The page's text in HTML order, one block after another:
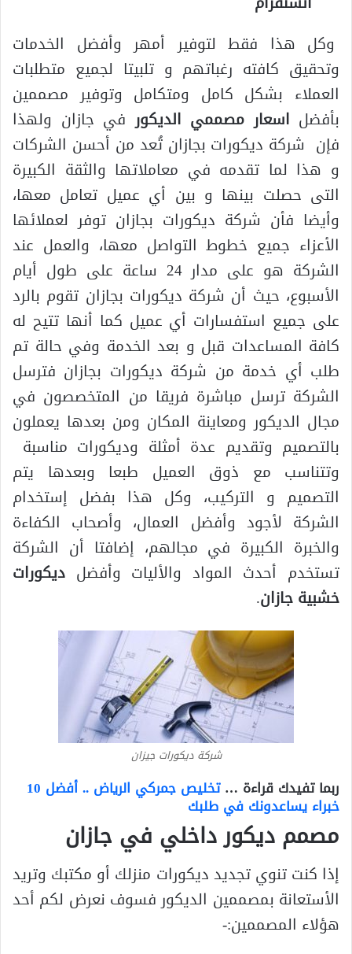
وكل هذا فقط لتوفير أمهر وأفضل الخدمات
وتحقيق كافته رغباتهم و تلبيتا لجميع متطلبات
العملاء بشكل كامل ومتكامل وتوفير مصممين
بأفضل اسعار مصممي الديكورفي جازان ولهذا
فإن شركة ديكورات بجازان تُعد من أحسن الشركات
و هذا لما تقدمه في معاملاتها والثقة الكبيرة
التى حصلت بينها و بين أي عميل تعامل معها،
وأيضا فأن شركة ديكورات بجازان توفر لعملائها
الأعزاء جميع خطوط التواصل معها، والعمل عند
الشركة هو على مدار 24 ساعة على طول أيام
الأسبوع، حيث أن شركة ديكورات بجازان تقوم بالرد
على جميع استفسارات أي عميل كما أنها تتيح له
كافة المساعدات قبل و بعد الخدمة وفي حالة تم
طلب أي خدمة من شركة ديكورات بجازان فترسل
الشركة ترسل مباشرة فريقا من المتخصصون في
مجال الديكور ومعاينة المكان ومن بعدها يعملون
بالتصميم وتقديم عدة أمثلة وديكورات مناسبة
وتتناسب مع ذوق العميل طبعا وبعدها يتم
التصميم و التركيب، وكل هذا بفضل إستخدام
الشركة لأجود وأفضل العمال، وأصحاب الكفاءة
والخبرة الكبيرة في مجالهم، إضافتا أن الشركة
تستخدم أحدث المواد والأليات وأفضل ديكورات
خشبية جازان.
شركة ديكورات جيزان
ربما تفيدك قراءة … تخليص جمركي الرياض .. أفضل 10
خبراء يساعدونك في طلبك
مصمم ديكور داخلي في جازان
إذا كنت تنوي تجديد ديكورات منزلك أو مكتبك وتريد
الأستعانة بمصممين الديكور فسوف نعرض لكم أحد
هؤلاء المصممين:-